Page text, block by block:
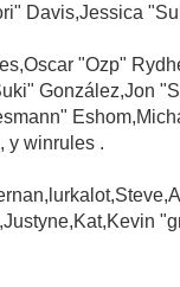
Davis,Jessica
"Ozp"
González,Jon
y winrules .